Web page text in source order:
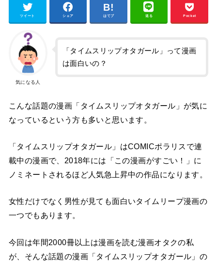
ツイート シェア はてブ 送る Pocket
気になる人
「タイムスリップオタガール」って漫画
は面白いの？
こんな話題の漫画「タイムスリップオタガール」が気に
なっているという方も多いと思います。
「タイムスリップオタガール」はCOMICポラリスで連
載中の漫画で、2018年には「この漫画がすごい！」に
ノミネートされるほど人気急上昇中の作品になります。
女性だけでなく男性が見ても面白いタイムリープ漫画の
一つでもあります。
今回は年間2000冊以上は漫画を読む漫画オタクの私
が、そんな話題の漫画「タイムスリップオタガール」の